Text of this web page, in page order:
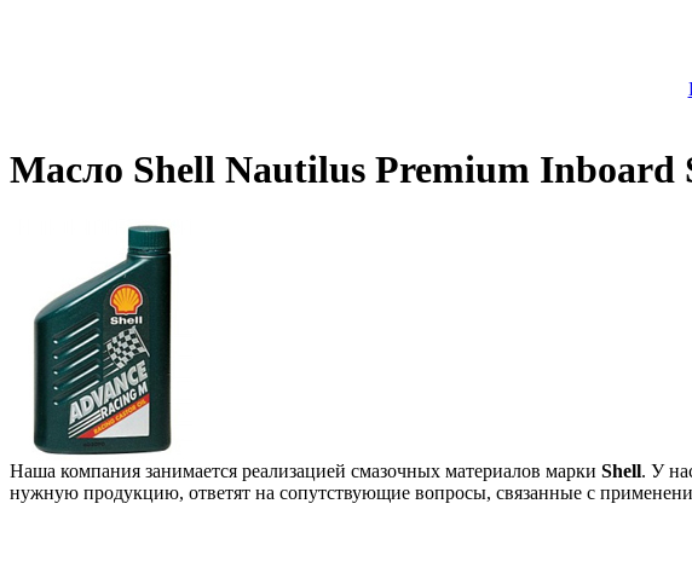
Масло Shell Nautilus Premium Inboard
Наша компания занимается реализацией смазочных материалов марки Shell. У
нужную продукцию, ответят на сопутствующие вопросы, связанные с